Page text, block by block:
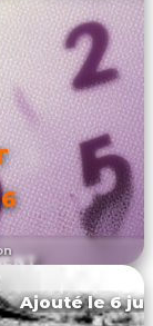
Ajouté le 6